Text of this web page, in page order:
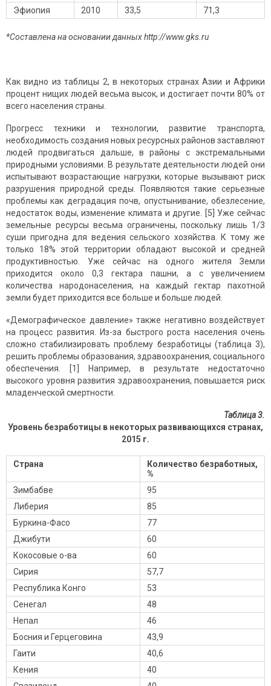
Эфиопия
2010 33,5 71,3
*Составлена на основании данных http://www.gks.ru
Как видно из таблицы 2, в некоторых странах Азии и Африки
процент нищих людей весьма высок, и достигает почти 80% от
всего населения страны.
Прогресс техники и технологии, развитие транспорта,
необходимость создания новых ресурсных районов заставляют
людей продвигаться дальше, в районы с экстремальными
природными условиями. В результате деятельности людей они
испытывают возрастающие нагрузки, которые вызывают риск
разрушения природной среды. Появляются такие серьезные
проблемы как деградация почв, опустынивание, обезлесение,
недостаток воды, изменение климата и другие. [5] Уже сейчас
земельные ресурсы весьма ограничены, поскольку лишь 1/3
суши пригодна для ведения сельского хозяйства. К тому же
только 18% этой территории обладают высокой и средней
продуктивностью. Уже сейчас на одного жителя Земли
приходится около 0,3 гектара пашни, а с увеличением
количества народонаселения, на каждый гектар пахотной
земли будет приходится все больше и больше людей.
«Демографическое давление» также негативно воздействует
на процесс развития. Из-за быстрого роста населения очень
сложно стабилизировать проблему безработицы (таблица 3),
решить проблемы образования, здравоохранения, социального
обеспечения. [1] Например, в результате недостаточно
высокого уровня развития здравоохранения, повышается риск
младенческой смертности.
Таблица 3.
Уровень безработицы в некоторых развивающихся странах,
2015 г.
Страна
Количество безработных,
%
Зимбабве
95
Либерия
85
Буркина-Фасо
77
Джибути
60
Кокосовые о-ва
60
Сирия
57,7
Республика Конго
53
Сенегал
48
Непал
46
Босния и Герцеговина
43,9
Гаити
40,6
Кения
40